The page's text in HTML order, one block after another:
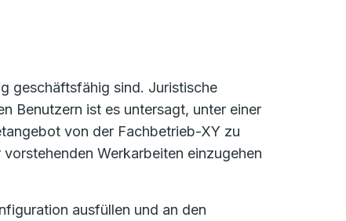
geschäftsfähig sind. Juristische
Benutzern ist es untersagt, unter einer
von der Fachbetrieb-XY zu
Werkarbeiten einzugehen
ausfüllen und an den